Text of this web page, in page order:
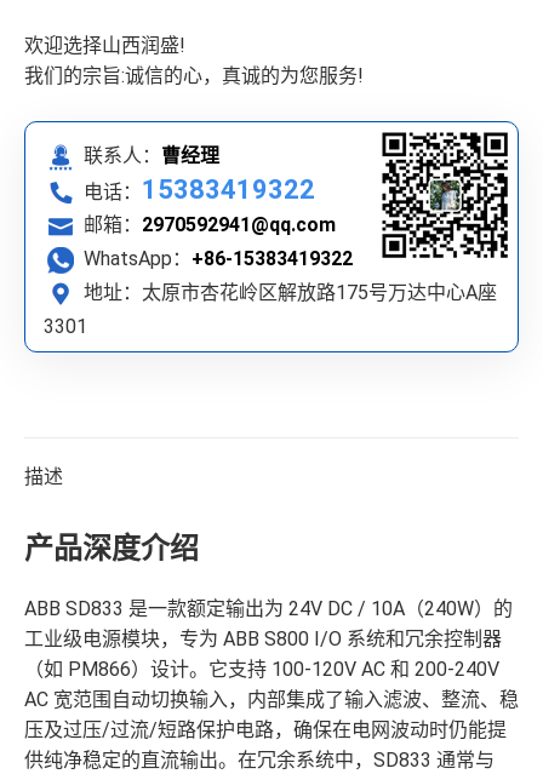
欢迎选择山西润盛!
我们的宗旨:诚信的心，真诚的为您服务!
联系人： 曹经理
电话： 15383419322
邮箱： 2970592941@qq.com
WhatsApp： +86-15383419322
地址：太原市杏花岭区解放路175号万达中心A座
3301
描述
产品深度介绍
ABB SD833 是一款额定输出为 24V DC / 10A（240W）的
工业级电源模块，专为 ABB S800 I/O 系统和冗余控制器
（如 PM866）设计。它支持 100-120V AC 和 200-240V
AC 宽范围自动切换输入，内部集成了输入滤波、整流、稳
压及过压/过流/短路保护电路，确保在电网波动时仍能提
供纯净稳定的直流输出。在冗余系统中，SD833 通常与